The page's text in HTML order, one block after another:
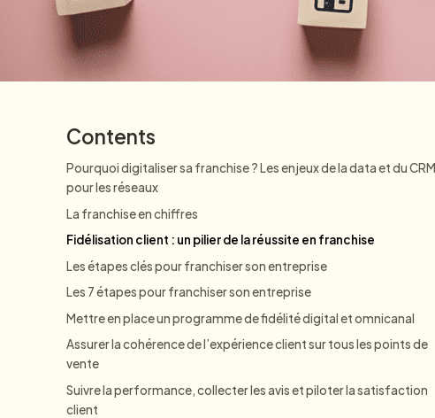
Contents
Pourquoi digitaliser sa franchise ? Les enjeux de la data et du CRM
pour les réseaux
La franchise en chiffres
Fidélisation client : un pilier de la réussite en franchise
Les étapes clés pour franchiser son entreprise
Les 7 étapes pour franchiser son entreprise
Mettre en place un programme de fidélité digital et omnicanal
Assurer la cohérence de l’expérience client sur tous les points de
vente
Suivre la performance, collecter les avis et piloter la satisfaction
client